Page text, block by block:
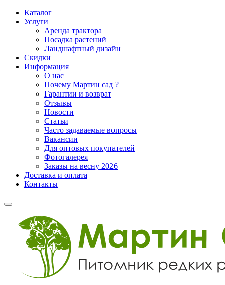
Каталог
Услуги
Аренда трактора
Посадка растений
Ландшафтный дизайн
Скидки
Информация
О нас
Почему Мартин сад ?
Гарантии и возврат
Отзывы
Новости
Статьи
Часто задаваемые вопросы
Вакансии
Для оптовых покупателей
Фотогалерея
Заказы на весну 2026
Доставка и оплата
Контакты